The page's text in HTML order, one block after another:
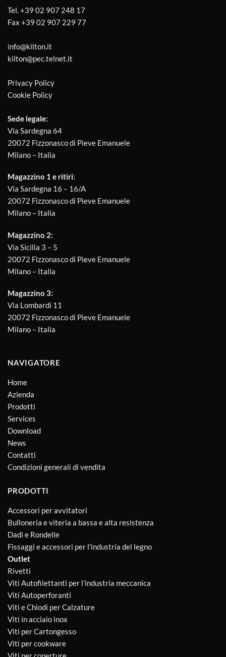
Tel.+39 02 907 248 17
Fax +39 02 907 229 77
info@kilton.it
kilton@pec.telnet.it
Privacy Policy
Cookie Policy
Sede legale:
Via Sardegna 64
20072 Fizzonasco di Pieve Emanuele
Milano – Italia
Magazzino 1 e ritiri:
Via Sardegna 16 – 16/A
20072 Fizzonasco di Pieve Emanuele
Milano – Italia
Magazzino 2:
Via Sicilia 3 – 5
20072 Fizzonasco di Pieve Emanuele
Milano – Italia
Magazzino 3:
Via Lombardi 11
20072 Fizzonasco di Pieve Emanuele
Milano – Italia
NAVIGATORE
Home
Azienda
Prodotti
Services
Download
News
Contatti
Condizioni generali di vendita
PRODOTTI
Accessori per avvitatori
Bulloneria e viteria a bassa e alta resistenza
Dadi e Rondelle
Fissaggi e accessori per l'industria del legno
Outlet
Rivetti
Viti Autofilettanti per l’industria meccanica
Viti Autoperforanti
Viti e Chiodi per Calzature
Viti in acciaio inox
Viti per Cartongesso
Viti per cookware